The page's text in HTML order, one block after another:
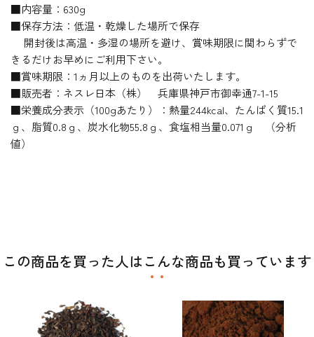
■内容量：630g
■保存方法：低温・乾燥した場所で保存
開封後は高温・多湿の場所を避け、賞味期限に関わらずで
きるだけお早めにご利用下さい。
■賞味期限：1ヵ月以上のものを出荷いたします。
■販売者：ネスレ日本（株） 兵庫県神戸市御幸通7-1-15
■栄養成分表示（100gあたり）：熱量244kcal、たんぱく質15.1
ｇ、脂質0.8ｇ、炭水化物55.8ｇ、食塩相当量0.071ｇ （分析
値）
この商品を買った人はこんな商品も買っています